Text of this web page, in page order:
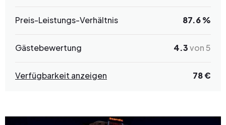
Preis-Leistungs-Verhältnis 87.6 %
Gästebewertung 4.3von 5
Verfügbarkeit anzeigen 78 €